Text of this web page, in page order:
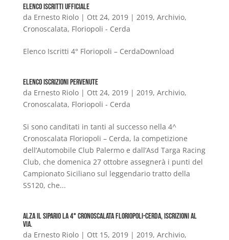
Elenco Iscritti Ufficiale
da Ernesto Riolo| Ott 24, 2019| 2019, Archivio,
Cronoscalata, Floriopoli - Cerda
Elenco Iscritti 4° Floriopoli – CerdaDownload
Elenco Iscrizioni Pervenute
da Ernesto Riolo| Ott 24, 2019| 2019, Archivio,
Cronoscalata, Floriopoli - Cerda
Si sono canditati in tanti al successo nella 4^
Cronoscalata Floriopoli – Cerda, la competizione
dell’Automobile Club Palermo e dall’Asd Targa Racing
Club, che domenica 27 ottobre assegnerà i punti del
Campionato Siciliano sul leggendario tratto della
SS120, che...
Alza il sipario la 4° Cronoscalata Floriopoli-Cerda, iscrizioni al
via.
da Ernesto Riolo| Ott 15, 2019| 2019, Archivio,